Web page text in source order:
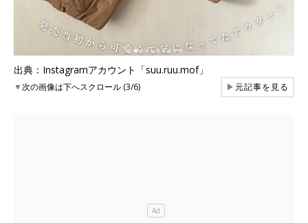
出典：Instagramアカウント「suu.ruu.mof」
▼次の画像は下へスクロール (3/6) ▶元記事を見る